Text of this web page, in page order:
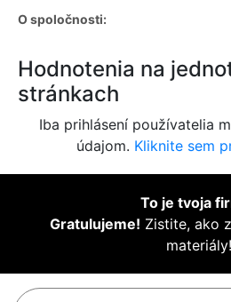
O spoločnosti:
Hodnotenia na
stránkach
Iba prihlásení používatelia
údajom. Kliknite sem
To je tvoja
Gratulujeme! Zistite, ako
materiály!